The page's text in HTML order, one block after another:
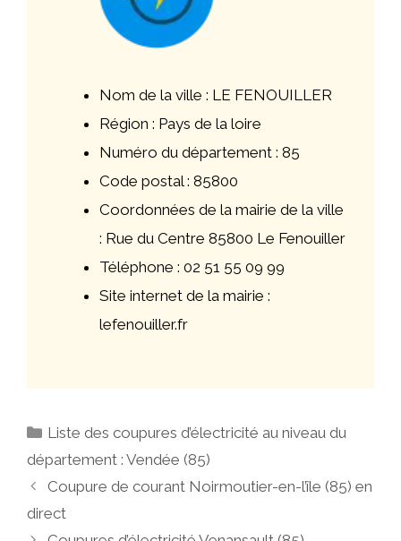
Nom de la ville : LE FENOUILLER
Région : Pays de la loire
Numéro du département : 85
Code postal : 85800
Coordonnées de la mairie de la ville
: Rue du Centre 85800 Le Fenouiller
Téléphone : 02 51 55 09 99
Site internet de la mairie :
lefenouiller.fr
Catégories
Liste des coupures d’électricité au niveau du
département : Vendée (85)
Navigation
des
Coupure de courant Noirmoutier-en-l’île (85) en
direct